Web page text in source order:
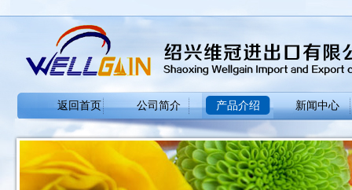
返回首页 公司简介 产品介绍 新闻中心